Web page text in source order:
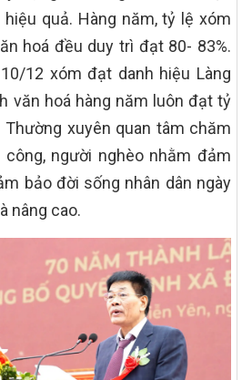
quả. Hàng năm, tỷ lệ xóm
hoá đều duy trì đạt 80- 83%.
12 xóm đạt danh hiệu Làng
văn hoá hàng năm luôn đạt tỷ
Thường xuyên quan tâm chăm
người nghèo nhằm đảm
bảo đời sống nhân dân ngày
nâng cao.